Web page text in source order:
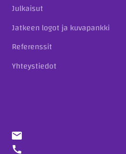
Julkaisut
Jatkeen logot ja kuvapankki
Referenssit
Yhteystiedot